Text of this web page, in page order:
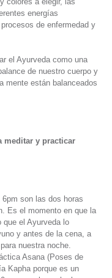
energías
de enfermedad y
el Ayurveda como una
de nuestro cuerpo y
mente están balanceados
meditar y practicar
son las dos horas
Es el momento en que la
que el Ayurveda lo
y antes de la cena, a
nuestra noche.
Asana (Poses de
Kapha porque es un